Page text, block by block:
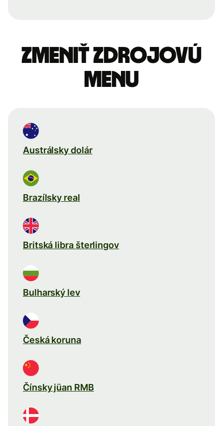
Zmeniť zdrojovú
menu
Austrálsky dolár
Brazílsky real
Britská libra šterlingov
Bulharský lev
Česká koruna
Čínsky jüan RMB